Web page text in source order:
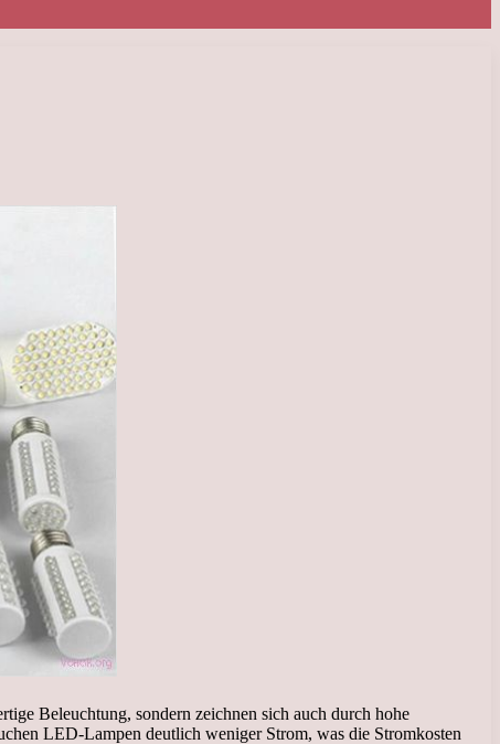
Beleuchtung, sondern zeichnen sich auch durch hohe
LED-Lampen deutlich weniger Strom, was die Stromkosten